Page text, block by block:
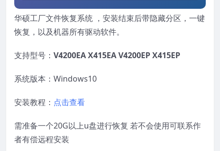
华硕工厂文件恢复系统 ，安装结束后带隐藏分区，一键
恢复，以及机器所有驱动软件。
支持型号： V4200EA X415EA V4200EP X415EP
系统版本：Windows10
安装教程： 点击查看
需准备一个20G以上u盘进行恢复 若不会使用可联系作
者有偿远程安装